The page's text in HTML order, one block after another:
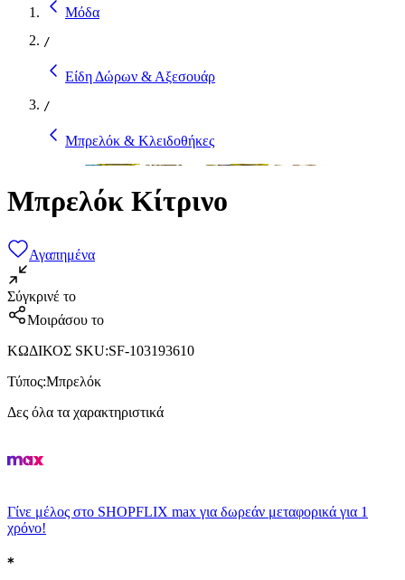
Μόδα
/
Είδη Δώρων & Αξεσουάρ
/
Μπρελόκ & Κλειδοθήκες
Μπρελόκ Κίτρινο
Αγαπημένα
Σύγκρινέ το
Μοιράσου το
ΚΩΔΙΚΟΣ SKU:SF-103193610
Τύπος:Μπρελόκ
Δες όλα τα χαρακτηριστικά
Γίνε μέλος στο SHOPFLIX max για δωρεάν μεταφορικά για 1
χρόνο!